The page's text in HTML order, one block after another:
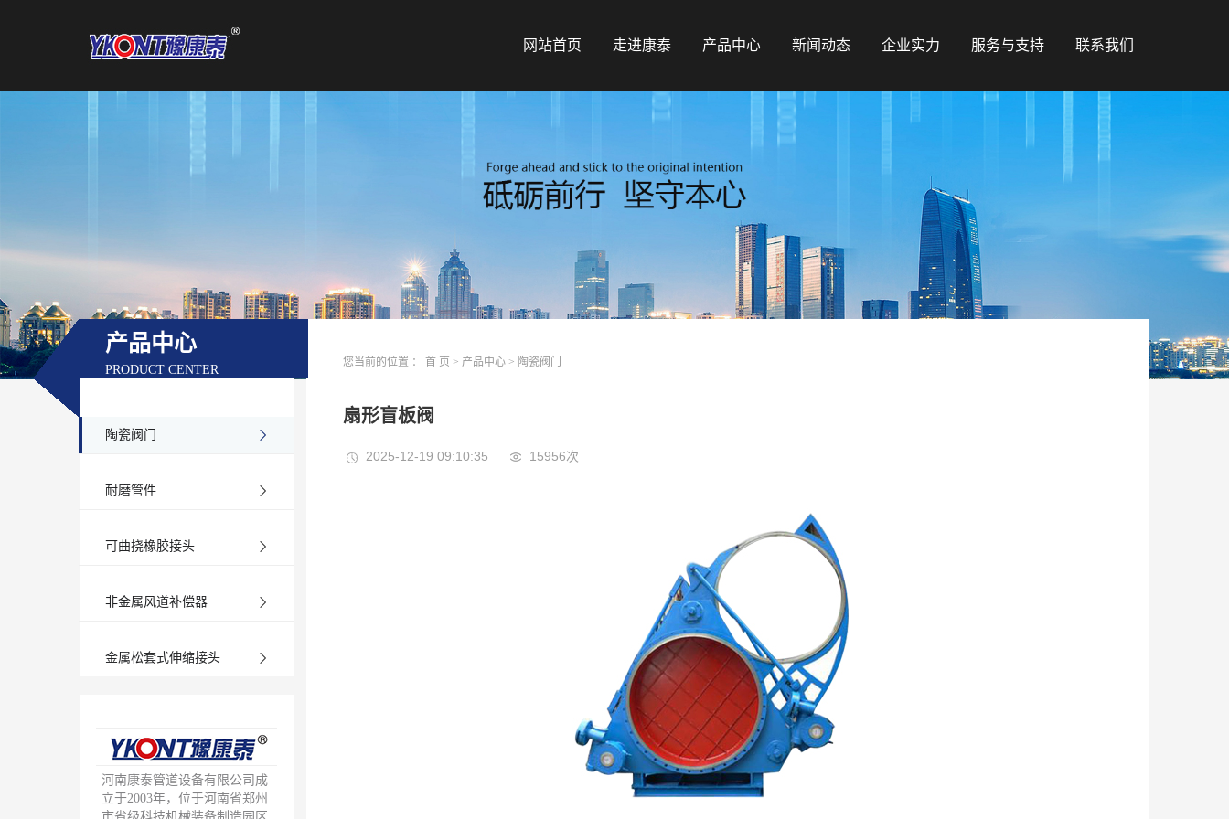
网站首页 走进康泰 产品中心 新闻动态 企业实力 服务与支持 联系我们
产品中心
PRODUCT CENTER
陶瓷阀门
耐磨管件
可曲挠橡胶接头
非金属风道补偿器
金属松套式伸缩接头
河南康泰管道设备有限公司成
立于2003年，位于河南省郑州
您当前的位置 ： 首 页 > 产品中心 > 陶瓷阀门
扇形盲板阀
2025-12-19 09:10:35 15956次